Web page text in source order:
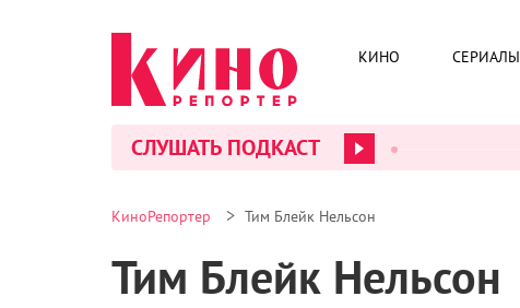
КИНО СЕРИАЛЫ
СЛУШАТЬ ПОДКАСТ
КиноРепортер > Тим Блейк Нельсон
Тим Блейк Нельсон